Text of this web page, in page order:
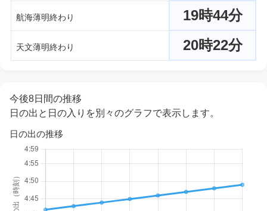
航海薄明終わり 19時44分
天文薄明終わり 20時22分
今後8日間の推移
日の出と日の入りを別々のグラフで表示します。
日の出の推移